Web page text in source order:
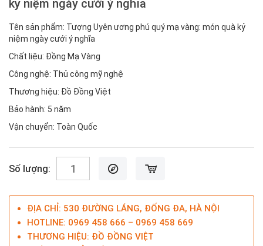
kỷ niệm ngày cưới ý nghĩa
Tên sản phẩm: Tượng Uyên ương phú quý mạ vàng: món quà kỷ
niệm ngày cưới ý nghĩa
Chất liệu: Đồng Mạ Vàng
Công nghệ: Thủ công mỹ nghệ
Thương hiệu: Đồ Đồng Việt
Bảo hành: 5 năm
Vận chuyển: Toàn Quốc
Số lượng:
ĐỊA CHỈ: 530 ĐƯỜNG LÁNG, ĐỐNG ĐA, HÀ NỘI
HOTLINE: 0969 458 666 – 0969 458 669
THƯƠNG HIỆU: ĐỒ ĐỒNG VIỆT